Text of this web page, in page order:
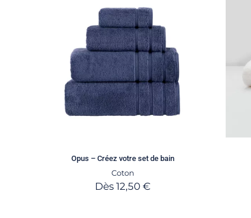
Opus – Créez votre set de bain
Coton
Dès12,50€